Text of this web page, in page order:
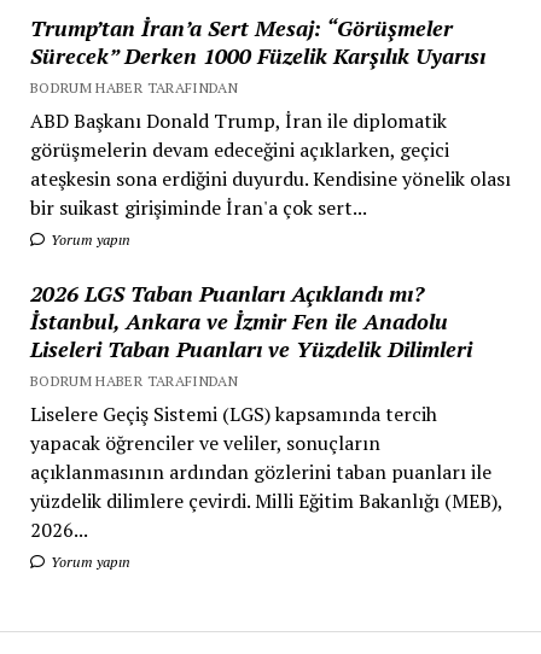
Trump’tan İran’a Sert Mesaj: “Görüşmeler
Sürecek” Derken 1000 Füzelik Karşılık Uyarısı
BODRUM HABER TARAFINDAN
ABD Başkanı Donald Trump, İran ile diplomatik
görüşmelerin devam edeceğini açıklarken, geçici
ateşkesin sona erdiğini duyurdu. Kendisine yönelik olası
bir suikast girişiminde İran'a çok sert...
Yorum yapın
2026 LGS Taban Puanları Açıklandı mı?
İstanbul, Ankara ve İzmir Fen ile Anadolu
Liseleri Taban Puanları ve Yüzdelik Dilimleri
BODRUM HABER TARAFINDAN
Liselere Geçiş Sistemi (LGS) kapsamında tercih
yapacak öğrenciler ve veliler, sonuçların
açıklanmasının ardından gözlerini taban puanları ile
yüzdelik dilimlere çevirdi. Milli Eğitim Bakanlığı (MEB),
2026...
Yorum yapın